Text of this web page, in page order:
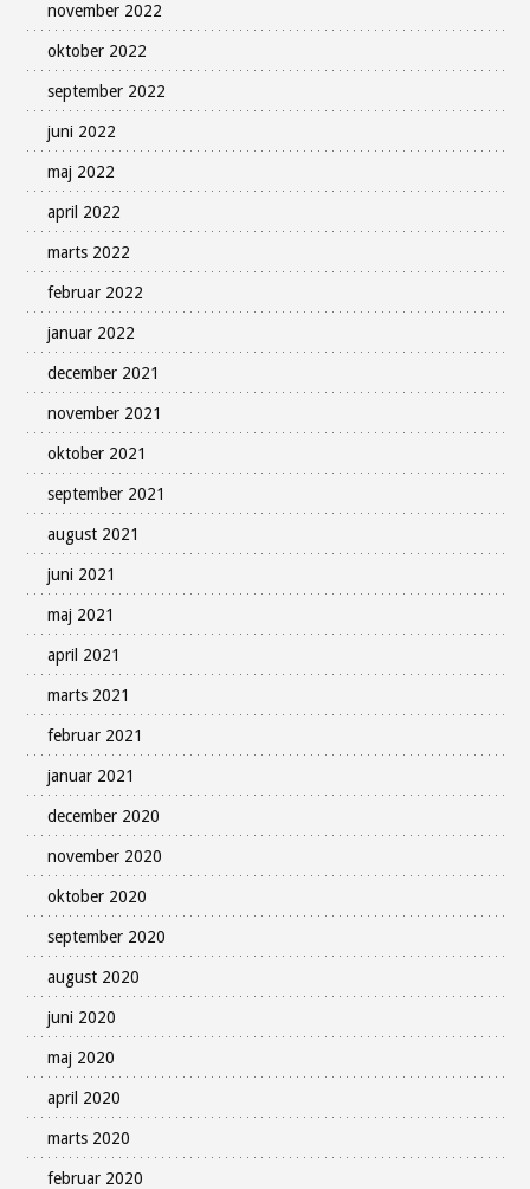
november 2022
oktober 2022
september 2022
juni 2022
maj 2022
april 2022
marts 2022
februar 2022
januar 2022
december 2021
november 2021
oktober 2021
september 2021
august 2021
juni 2021
maj 2021
april 2021
marts 2021
februar 2021
januar 2021
december 2020
november 2020
oktober 2020
september 2020
august 2020
juni 2020
maj 2020
april 2020
marts 2020
februar 2020